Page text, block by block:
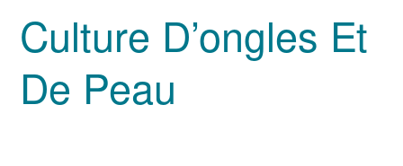
Culture D’ongles Et
De Peau